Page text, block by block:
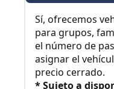
Sí, ofrecemos
para grupos,
el número de
asignar el
precio cerrado.
* Sujeto a